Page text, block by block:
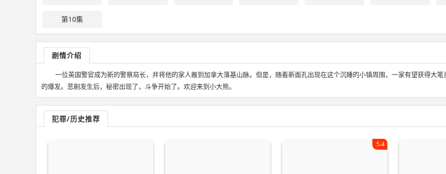
第10集
剧情介绍
一位英国警官成为新的警察局长，并将他的家人搬到加拿大落基山脉。但是，随着新面孔出现在这个沉睡的小镇周围，一家有望获得大
的爆发。悲剧发生后，秘密出现了，斗争开始了。欢迎来到小大熊。
犯罪/历史推荐
5.4